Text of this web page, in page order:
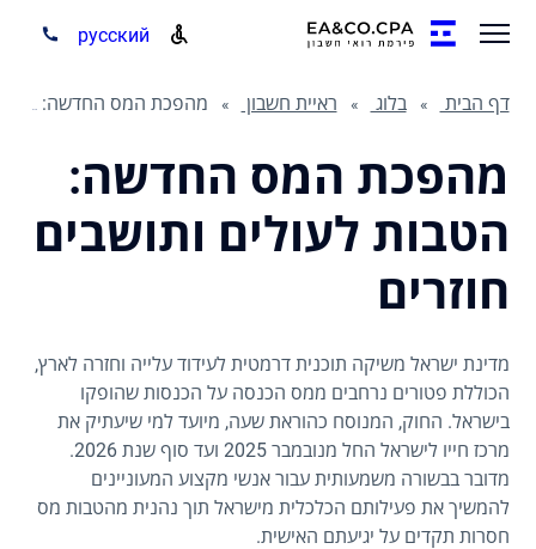
русский
דף הבית בלוג ראיית חשבון מהפכת המס החדשה: הטבות לעולים ותושבים חוזרים
מהפכת המס החדשה:
הטבות לעולים ותושבים
חוזרים
מדינת ישראל משיקה תוכנית דרמטית לעידוד עלייה וחזרה לארץ,
הכוללת פטורים נרחבים ממס הכנסה על הכנסות שהופקו
בישראל. החוק, המנוסח כהוראת שעה, מיועד למי שיעתיק את
מרכז חייו לישראל החל מנובמבר 2025 ועד סוף שנת 2026.
מדובר בבשורה משמעותית עבור אנשי מקצוע המעוניינים
להמשיך את פעילותם הכלכלית מישראל תוך נהנית מהטבות מס
חסרות תקדים על יגיעתם האישית.